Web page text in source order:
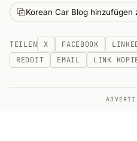
Korean Car Blog hinzufügen
TEILEN X FACEBOOK
REDDIT
EMAIL LINK